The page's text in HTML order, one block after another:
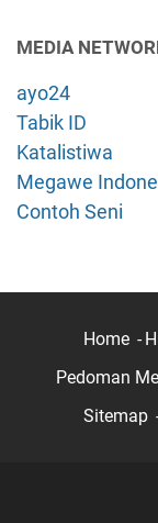
MEDIA
ayo24
Tabik ID
Katalistiwa
Megawe
Contoh Seni
Home
Pedoman
Sitemap